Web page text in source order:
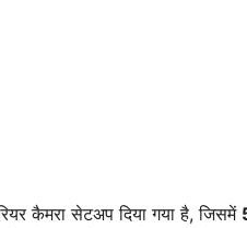
कैमरा सेटअप दिया गया है, जिसमें